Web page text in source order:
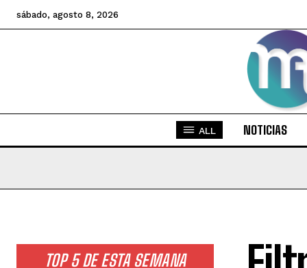
sábado, agosto 8, 2026
ALL NOTICIAS
TOP 5 DE ESTA SEMANA